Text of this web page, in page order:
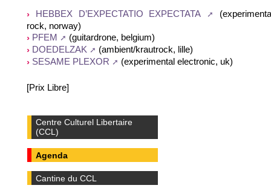
HEBBEX D’EXPECTATIO EXPECTATA
rock, norway)
PFEM (guitardrone, belgium)
DOEDELZAK (ambient/krautrock, lille)
SESAME PLEXOR (experimental electronic, uk)
[Prix Libre]
Centre Culturel Libertaire
(CCL)
Agenda
Cantine du CCL